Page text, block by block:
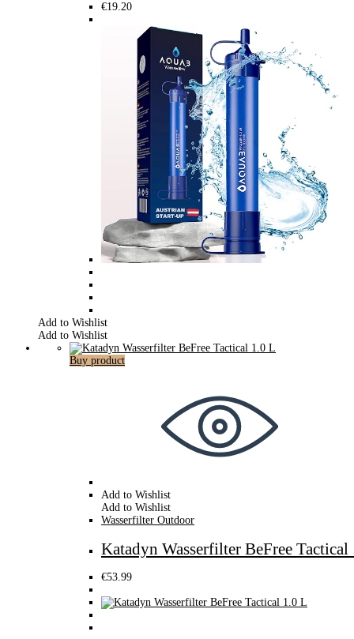
€19.20
Add to Wishlist
Add to Wishlist
Buy product
Add to Wishlist
Add to Wishlist
Wasserfilter Outdoor
Katadyn Wasserfilter BeFree
€53.99